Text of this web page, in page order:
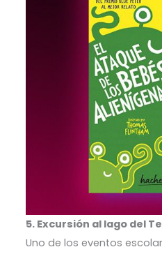
5. Excursión al lago del
Uno de los eventos